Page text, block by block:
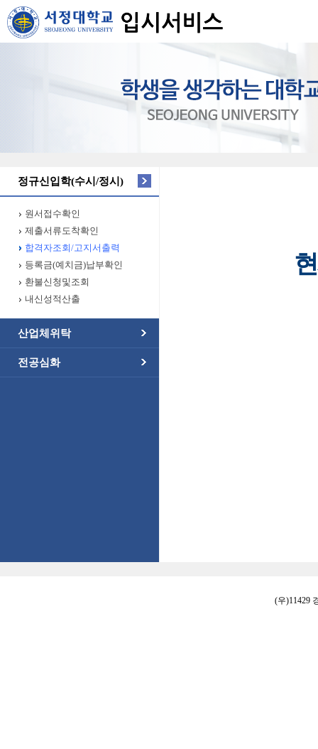
정규신입학(수시/정시)
원서접수확인
제출서류도착확인
합격자조회/고지서출력
등록금(예치금)납부확인
환불신청및조회
내신성적산출
산업체위탁
전공심화
(우)11429